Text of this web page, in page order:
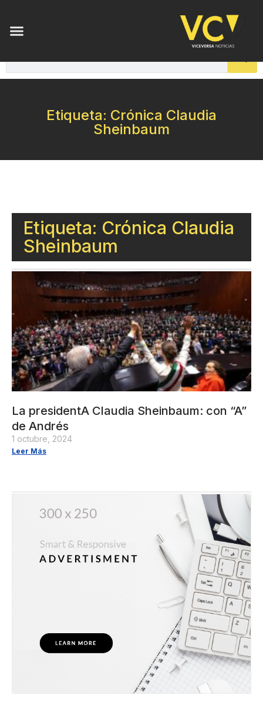
Etiqueta: Crónica Claudia
Sheinbaum
Etiqueta: Crónica Claudia
Sheinbaum
La presidentA Claudia Sheinbaum: con “A”
de Andrés
1 octubre, 2024
Leer Más